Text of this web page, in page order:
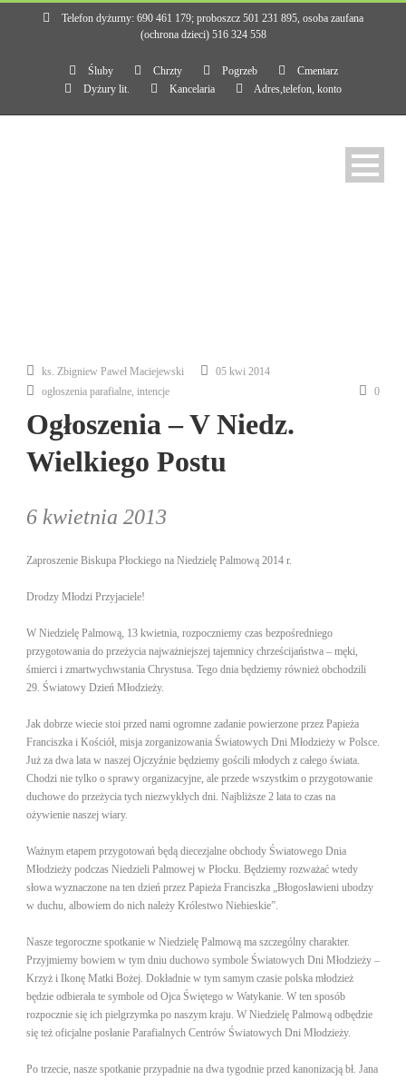
Telefon dyżurny: 690 461 179; proboszcz 501 231 895, osoba zaufana
(ochrona dzieci) 516 324 558
Śluby Chrzty Pogrzeb
Cmentarz
Dyżury lit.
Kancelaria Adres,telefon, konto
ks. Zbigniew Paweł Maciejewski
05 kwi 2014
ogłoszenia parafialne, intencje
0
Ogłoszenia – V Niedz.
Wielkiego Postu
6 kwietnia 2013
Zaproszenie Biskupa Płockiego na Niedzielę Palmową 2014 r.
Drodzy Młodzi Przyjaciele!
W Niedzielę Palmową, 13 kwietnia, rozpoczniemy czas bezpośredniego
przygotowania do przeżycia najważniejszej tajemnicy chrześcijaństwa – męki,
śmierci i zmartwychwstania Chrystusa. Tego dnia będziemy również obchodzili
29. Światowy Dzień Młodzieży.
Jak dobrze wiecie stoi przed nami ogromne zadanie powierzone przez Papieża
Franciszka i Kościół, misja zorganizowania Światowych Dni Młodzieży w Polsce.
Już za dwa lata w naszej Ojczyźnie będziemy gościli młodych z całego świata.
Chodzi nie tylko o sprawy organizacyjne, ale przede wszystkim o przygotowanie
duchowe do przeżycia tych niezwykłych dni. Najbliższe 2 lata to czas na
ożywienie naszej wiary.
Ważnym etapem przygotowań będą diecezjalne obchody Światowego Dnia
Młodzieży podczas Niedzieli Palmowej w Płocku. Będziemy rozważać wtedy
słowa wyznaczone na ten dzień przez Papieża Franciszka „Błogosławieni ubodzy
w duchu, albowiem do nich należy Królestwo Niebieskie”.
Nasze tegoroczne spotkanie w Niedzielę Palmową ma szczególny charakter.
Przyjmiemy bowiem w tym dniu duchowo symbole Światowych Dni Młodzieży –
Krzyż i Ikonę Matki Bożej. Dokładnie w tym samym czasie polska młodzież
będzie odbierała te symbole od Ojca Świętego w Watykanie. W ten sposób
rozpocznie się ich pielgrzymka po naszym kraju. W Niedzielę Palmową odbędzie
się też oficjalne posłanie Parafialnych Centrów Światowych Dni Młodzieży.
Po trzecie, nasze spotkanie przypadnie na dwa tygodnie przed kanonizacją bł. Jana